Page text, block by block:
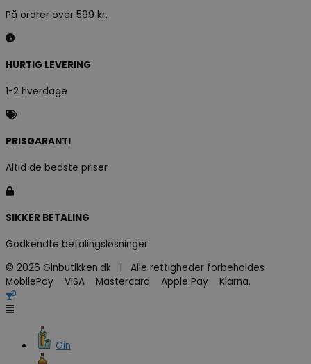
På ordrer over 599 kr.
HURTIG LEVERING
1-2 hverdage
PRISGARANTI
Altid de bedste priser
SIKKER BETALING
Godkendte betalingsløsninger
© 2026 Ginbutikken.dk | Alle rettigheder forbeholdes
MobilePay VISA Mastercard Apple Pay Klarna.
Gin